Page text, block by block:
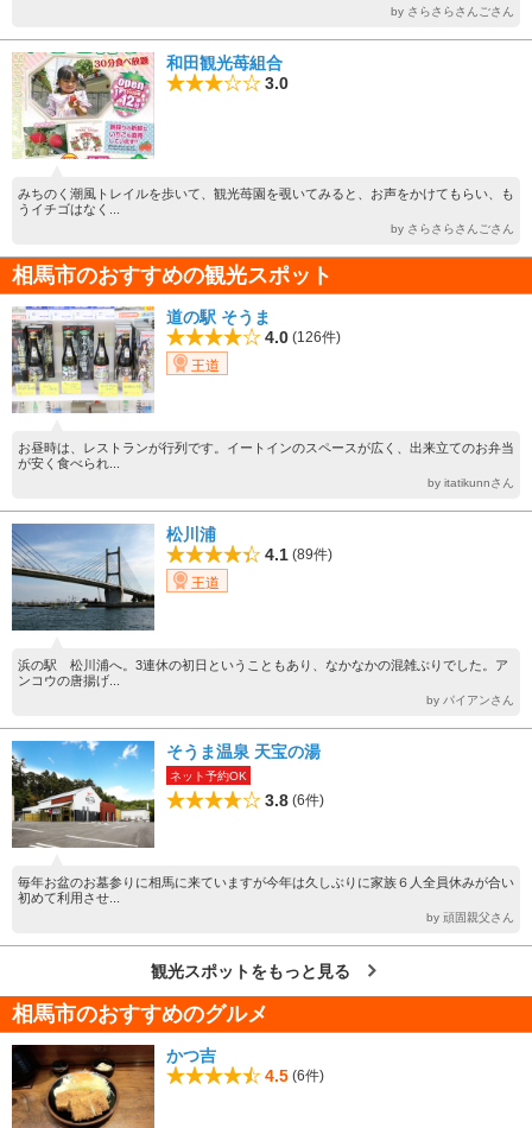
by さらさらさんごさん
和田観光苺組合
3.0
みちのく潮風トレイルを歩いて、観光苺園を覗いてみると、お声をかけてもらい、も
うイチゴはなく...
by さらさらさんごさん
相馬市のおすすめの観光スポット
道の駅 そうま
4.0 (126件)
王道
お昼時は、レストランが行列です。イートインのスペースが広く、出来立てのお弁当
が安く食べられ...
by itatikunnさん
松川浦
4.1 (89件)
王道
浜の駅 松川浦へ。3連休の初日ということもあり、なかなかの混雑ぶりでした。ア
ンコウの唐揚げ...
by パイアンさん
そうま温泉 天宝の湯
ネット予約OK
3.8 (6件)
毎年お盆のお墓参りに相馬に来ていますが今年は久しぶりに家族６人全員休みが合い
初めて利用させ...
by 頑固親父さん
観光スポットをもっと見る
相馬市のおすすめのグルメ
かつ吉
4.5 (6件)